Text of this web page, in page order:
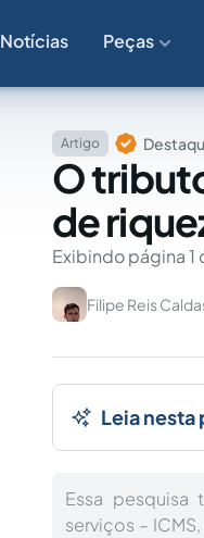
Notícias Peças
Artigo
O
de
Exibindo página 1
Filipe Reis
Leia nesta
Essa
serviços –